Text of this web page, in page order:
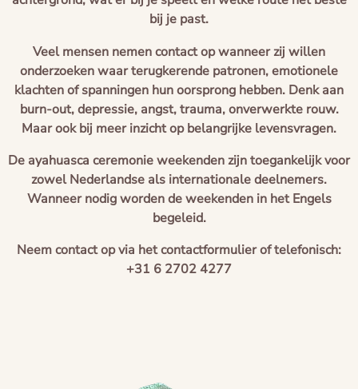
bij je past.
Veel mensen nemen contact op wanneer zij willen
onderzoeken waar terugkerende patronen, emotionele
klachten of spanningen hun oorsprong hebben. Denk aan
burn-out, depressie, angst, trauma, onverwerkte rouw.
Maar ook bij meer inzicht op belangrijke levensvragen.
De ayahuasca ceremonie weekenden zijn toegankelijk voor
zowel Nederlandse als internationale deelnemers.
Wanneer nodig worden de weekenden in het Engels
begeleid.
Neem contact op via het contactformulier of telefonisch:
+31 6 2702 4277